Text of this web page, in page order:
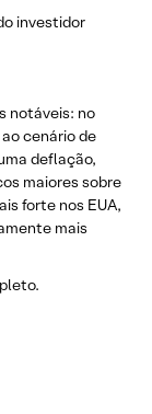
investidor
notáveis: no
cenário de
deflação,
maiores sobre
forte nos EUA,
mais